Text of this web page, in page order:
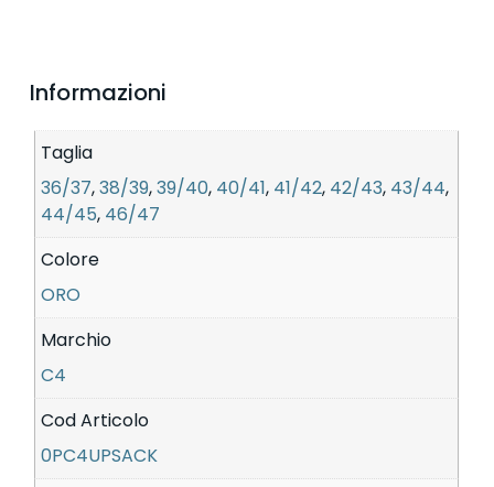
Informazioni
Taglia
36/37,38/39,39/40, 40/41, 41/42, 42/43, 43/44,
44/45, 46/47
Colore
ORO
Marchio
C4
Cod Articolo
0PC4UPSACK